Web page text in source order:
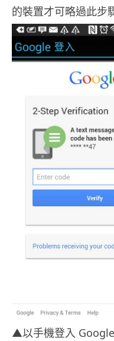
的裝置才可略過此步
▲以手機登入